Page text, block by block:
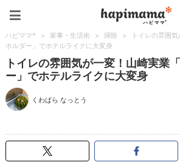
ハピママ* > 家事・生活術 > 掃除 >
トイレの雰囲
ホルダー」でホテルライクに大変身
トイレの雰囲気が一変！山崎実業
ー」でホテルライクに大変身
くわばら なっとう